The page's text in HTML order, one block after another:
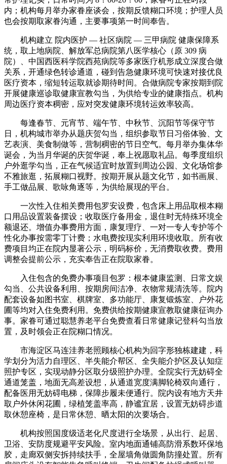
内；机构每月举办家眷座谈会，按期反馈糊口环境；护理人员
也会按期取家眷沟通，主要事项第一时间奉告。
机构建立 院内医护 — 社区病院 — 三甲病院 健康保障系
统，取上地病院、解放军总病院第八医学核心（原 309 病
院）、中国西医科学院西苑病院等多家医疗机形成立深度合做
关系，开通绿色转诊通道，碰到告急健康环境可快速对接优良
医疗资本，缩短转运取就诊期待时间。合做病院专家按期到院
开展健康巡诊取健康宣教勾当，为供给专业的健康指点。机构
周边医疗资本稠密，应对突发健康环境转运效率较高。
每逢春节、元宵节、端午节、中秋节、沉阳节等保守节
日，机构城市举办从题庆贺勾当，组织参取节日习俗体验、文
艺表演、美食制做等，营制稠密的节日空气。每月举办集体华
诞会，为当月华诞的庆贺华诞，奉上祝愿取礼品。每季度组织
户外逛学勾当，正在气候适宜时放置到周边公园、文化场馆参
不雅旅逛，拓展糊口视野。按期开展从题文化节，如书画展、
手工做品展、歌咏角逐等，为供给展现的平台。
一次性入住相关费用包罗安设费，包含床上用品取根本糊
口用品设置装备摆设；收取医疗备用金，退住时无特殊环境全
额退还。增值办事费用方面，康复理疗、一对一专人专护等个
性化办事按需零丁计费；水电费按现实利用环境收取。所有收
费项目均正在院内显著公示，明码标价，无消费取收费。费用
调整会提前公示，充实奉告正在院取家眷。
入住包含的免费办事项目包罗：根本健康监测、日常文娱
勾当、公共设备利用、按期房间洁净、衣物常规清洗等。院内
配套设备如图书室、棋牌室、多功能厅、康复锻炼室、户外花
圃等均对入住免费利用。免费供给按期健康宣教取健康征询办
事。家眷可通过聪慧养老平台免费查看日常健康记登科勾当放
置，及时领会正在院糊口情况。
市海淀区马连洼养老照顾核心机构为回字形独栋建建，科
学划分为活力自理区、半失能介帮区、全失能介护区及认知症
照护专区，实现动静分区取分级照护办理。全院实行无妨碍全
通道笼盖，地面无高差设想，从通道宽度满脚轮椅双向通行，
配备医用无妨碍电梯，保障步履未便通行。院内设有地方天井
取户外休闲花圃，绿植笼盖率高，静谧宜居，设置无妨碍步道
取休憩座椅，是日常休憩、晒太阳的次要场合。
机构按照国度级适老化尺度进行全场景，从出行、起居、
卫浴、安防度规避平安风险。室内地面通铺高防滑系数环保地
胶，走廊双侧安拆持续扶手，全屋墙角做圆角防撞处置。所有